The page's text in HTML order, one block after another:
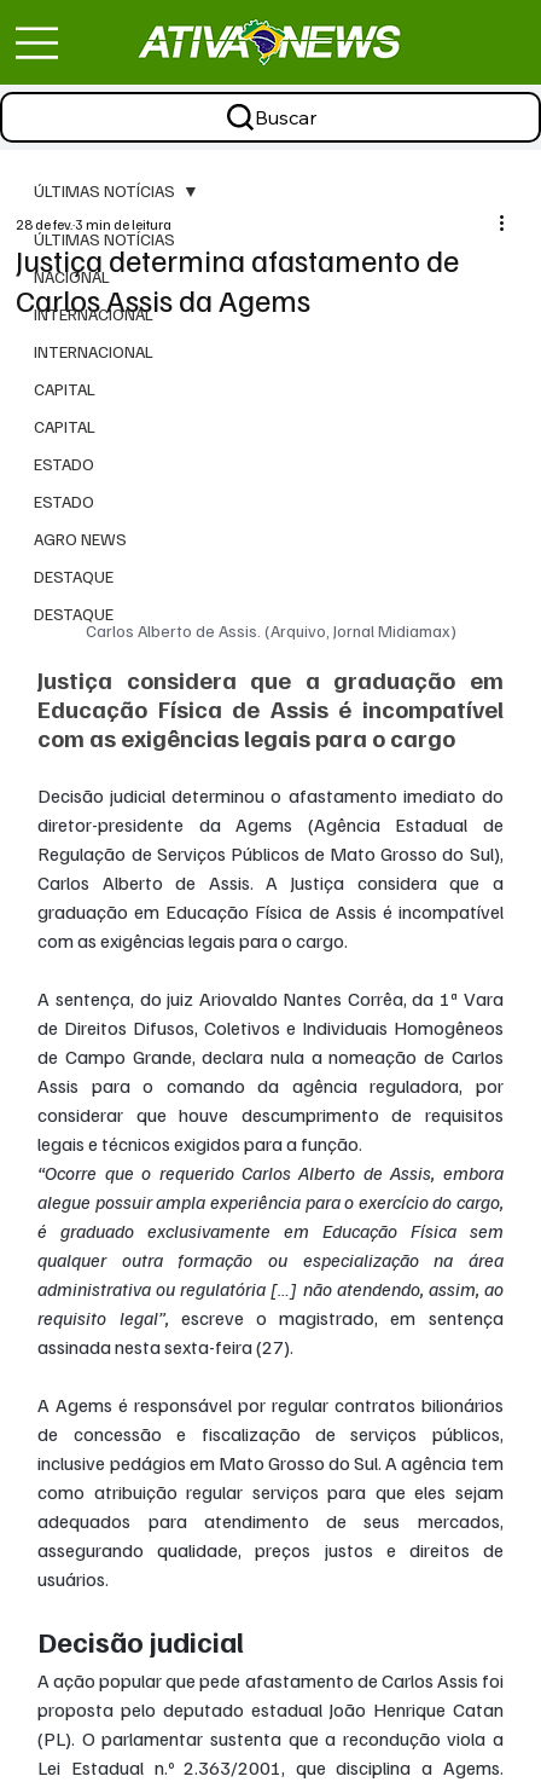
Buscar
ÚLTIMAS NOTÍCIAS
NACIONAL
INTERNACIONAL
INTERNACIONAL
CAPITAL
CAPITAL
ESTADO
ESTADO
AGRO NEWS
DESTAQUE
DESTAQUE
ÚLTIMAS NOTÍCIAS
Justiça determina afastamento de
Carlos Assis da Agems
28 de fev.3 min de leitura
Carlos Alberto de Assis. (Arquivo, Jornal Midiamax)
Justiça considera que a graduação em
Educação Física de Assis é incompatível
com as exigências legais para o cargo
Decisão judicial determinou o afastamento imediato do
diretor-presidente da Agems (Agência Estadual de
Regulação de Serviços Públicos de Mato Grosso do Sul),
Carlos Alberto de Assis. A Justiça considera que a
graduação em Educação Física de Assis é incompatível
com as exigências legais para o cargo.
A sentença, do juiz Ariovaldo Nantes Corrêa, da 1ª Vara
de Direitos Difusos, Coletivos e Individuais Homogêneos
de Campo Grande, declara nula a nomeação de Carlos
Assis para o comando da agência reguladora, por
considerar que houve descumprimento de requisitos
legais e técnicos exigidos para a função.
“Ocorre que o requerido Carlos Alberto de Assis, embora
alegue possuir ampla experiência para o exercício do cargo,
é graduado exclusivamente em Educação Física sem
qualquer outra formação ou especialização na área
administrativa ou regulatória […] não atendendo, assim, ao
requisito legal”, escreve o magistrado, em sentença
assinada nesta sexta-feira (27).
A Agems é responsável por regular contratos bilionários
de concessão e fiscalização de serviços públicos,
inclusive pedágios em Mato Grosso do Sul. A agência tem
como atribuição regular serviços para que eles sejam
adequados para atendimento de seus mercados,
assegurando qualidade, preços justos e direitos de
usuários.
Decisão judicial
A ação popular que pede afastamento de Carlos Assis foi
proposta pelo deputado estadual João Henrique Catan
(PL). O parlamentar sustenta que a recondução viola a
Lei Estadual n.º 2.363/2001, que disciplina a Agems.